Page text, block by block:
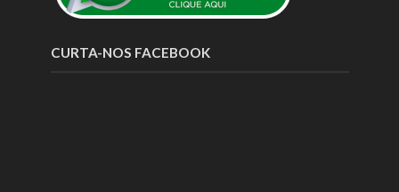
CURTA-NOS FACEBOOK